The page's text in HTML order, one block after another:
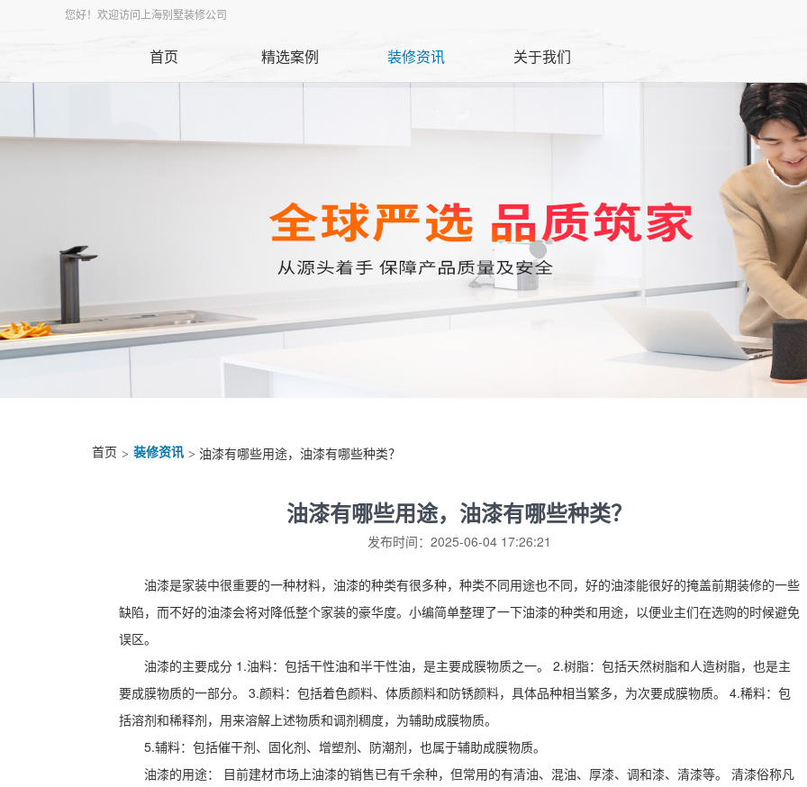
您好！欢迎访问上海别墅装修公司
首页 精选案例 装修资讯 关于我们
首页 > 装修资讯 > 油漆有哪些用途，油漆有哪些种类？
油漆有哪些用途，油漆有哪些种类？
发布时间：2025-06-04 17:26:21
油漆是家装中很重要的一种材料，油漆的种类有很多种，种类不同用途也不同，好的油漆能很好的掩盖前期装修的一些
缺陷，而不好的油漆会将对降低整个家装的豪华度。小编简单整理了一下油漆的种类和用途，以便业主们在选购的时候避免
误区。
油漆的主要成分 1.油料：包括干性油和半干性油，是主要成膜物质之一。 2.树脂：包括天然树脂和人造树脂，也是主
要成膜物质的一部分。 3.颜料：包括着色颜料、体质颜料和防锈颜料，具体品种相当繁多，为次要成膜物质。 4.稀料：包
括溶剂和稀释剂，用来溶解上述物质和调剂稠度，为辅助成膜物质。
5.辅料：包括催干剂、固化剂、增塑剂、防潮剂，也属于辅助成膜物质。
油漆的用途： 目前建材市场上油漆的销售已有千余种，但常用的有清油、混油、厚漆、调和漆、清漆等。 清漆俗称凡